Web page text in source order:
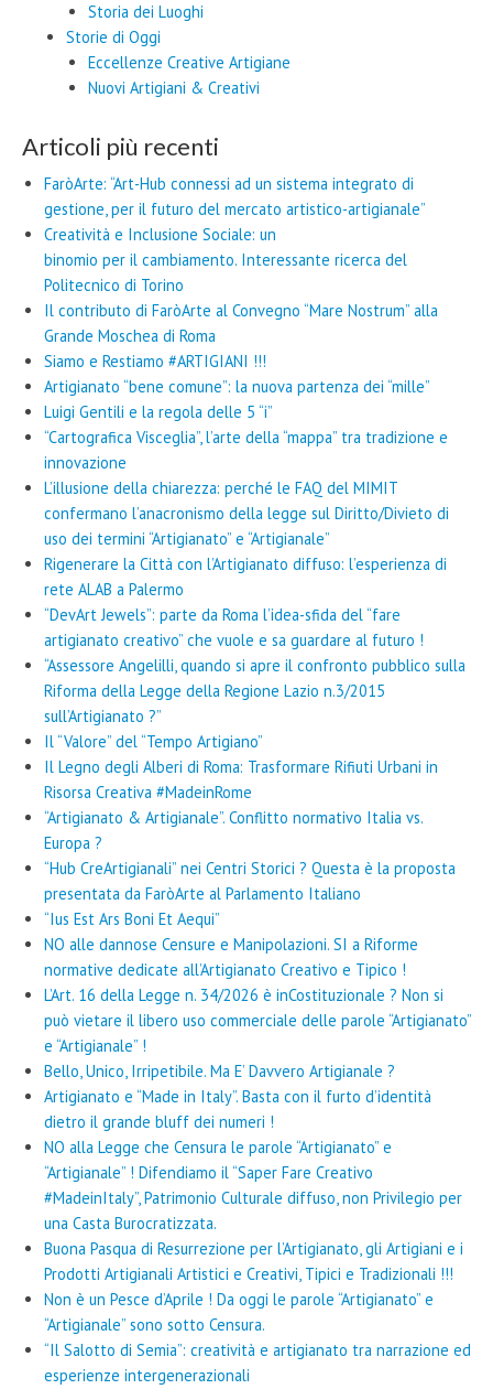
Storia dei Luoghi
Storie di Oggi
Eccellenze Creative Artigiane
Nuovi Artigiani & Creativi
Articoli più recenti
FaròArte: “Art-Hub connessi ad un sistema integrato di
gestione, per il futuro del mercato artistico-artigianale”
Creatività e Inclusione Sociale: un
binomio per il cambiamento. Interessante ricerca del
Politecnico di Torino
Il contributo di FaròArte al Convegno “Mare Nostrum” alla
Grande Moschea di Roma
Siamo e Restiamo #ARTIGIANI !!!
Artigianato “bene comune”: la nuova partenza dei “mille”
Luigi Gentili e la regola delle 5 “i”
“Cartografica Visceglia”, l’arte della “mappa” tra tradizione e
innovazione
L’illusione della chiarezza: perché le FAQ del MIMIT
confermano l’anacronismo della legge sul Diritto/Divieto di
uso dei termini “Artigianato” e “Artigianale”
Rigenerare la Città con l’Artigianato diffuso: l’esperienza di
rete ALAB a Palermo
“DevArt Jewels”: parte da Roma l’idea-sfida del “fare
artigianato creativo” che vuole e sa guardare al futuro !
“Assessore Angelilli, quando si apre il confronto pubblico sulla
Riforma della Legge della Regione Lazio n.3/2015
sull’Artigianato ?”
Il “Valore” del “Tempo Artigiano”
Il Legno degli Alberi di Roma: Trasformare Rifiuti Urbani in
Risorsa Creativa #MadeinRome
“Artigianato & Artigianale”. Conflitto normativo Italia vs.
Europa ?
“Hub CreArtigianali” nei Centri Storici ? Questa è la proposta
presentata da FaròArte al Parlamento Italiano
“Ius Est Ars Boni Et Aequi”
NO alle dannose Censure e Manipolazioni. SI a Riforme
normative dedicate all’Artigianato Creativo e Tipico !
L’Art. 16 della Legge n. 34/2026 è inCostituzionale ? Non si
può vietare il libero uso commerciale delle parole “Artigianato”
e “Artigianale” !
Bello, Unico, Irripetibile. Ma E’ Davvero Artigianale ?
Artigianato e “Made in Italy”. Basta con il furto d’identità
dietro il grande bluff dei numeri !
NO alla Legge che Censura le parole “Artigianato” e
“Artigianale” ! Difendiamo il “Saper Fare Creativo
#MadeinItaly”, Patrimonio Culturale diffuso, non Privilegio per
una Casta Burocratizzata.
Buona Pasqua di Resurrezione per l’Artigianato, gli Artigiani e i
Prodotti Artigianali Artistici e Creativi, Tipici e Tradizionali !!!
Non è un Pesce d’Aprile ! Da oggi le parole “Artigianato” e
“Artigianale” sono sotto Censura.
“Il Salotto di Semia”: creatività e artigianato tra narrazione ed
esperienze intergenerazionali